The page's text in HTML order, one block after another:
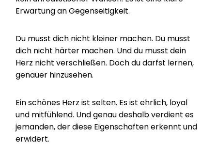
Erwartung an Gegenseitigkeit.
Du musst dich nicht kleiner machen. Du musst
dich nicht härter machen. Und du musst dein
Herz nicht verschließen. Doch du darfst lernen,
genauer hinzusehen.
Ein schönes Herz ist selten. Es ist ehrlich, loyal
und mitfühlend. Und genau deshalb verdient es
jemanden, der diese Eigenschaften erkennt und
erwidert.